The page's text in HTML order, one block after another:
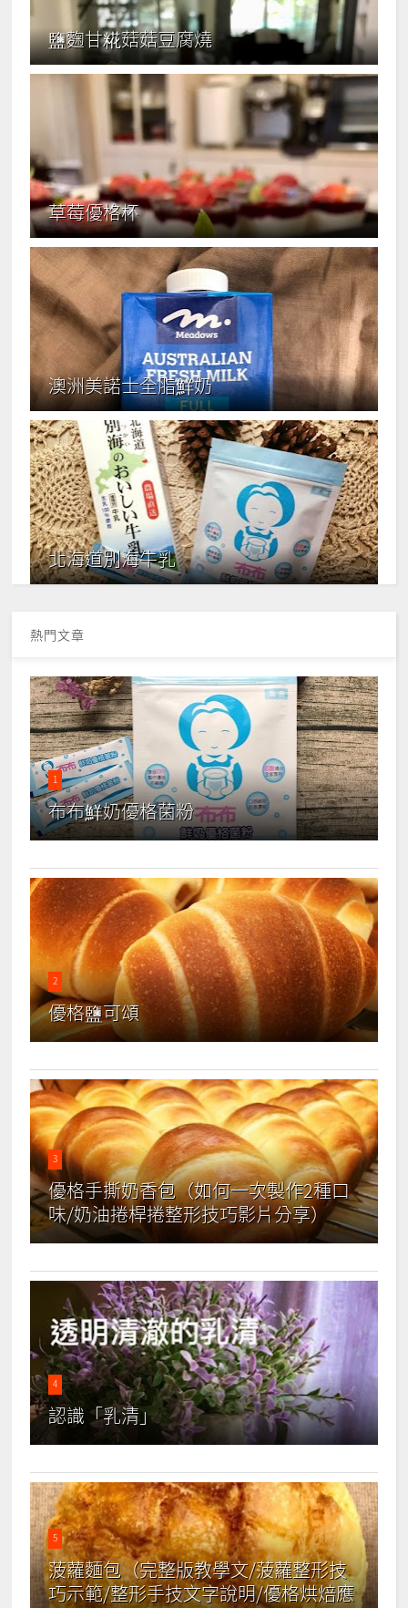
鹽麴甘糀菇菇豆腐燒
草莓優格杯
澳洲美諾士全脂鮮奶
北海道別海牛乳
熱門文章
1
布布鮮奶優格菌粉
2
優格鹽可頌
3
優格手撕奶香包（如何一次製作2種口
味/奶油捲桿捲整形技巧影片分享）
4
認識「乳清」
5
菠蘿麵包（完整版教學文/菠蘿整形技
巧示範/整形手技文字說明/優格烘焙應